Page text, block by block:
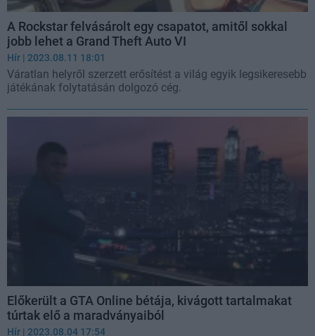
A Rockstar felvásárolt egy csapatot, amitől sokkal
jobb lehet a Grand Theft Auto VI
Hír | 2023.08.11 18:01
Váratlan helyről szerzett erősítést a világ egyik legsikeresebb
játékának folytatásán dolgozó cég.
Előkerült a GTA Online bétája, kivágott tartalmakat
túrtak elő a maradványaiból
Hír | 2023.08.04 17:54